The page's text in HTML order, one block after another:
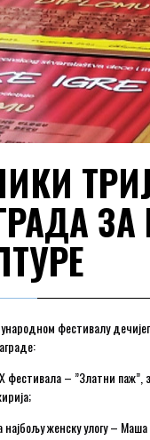
фестивалу
фестивала – ”Златни
најбољу женску улогу –